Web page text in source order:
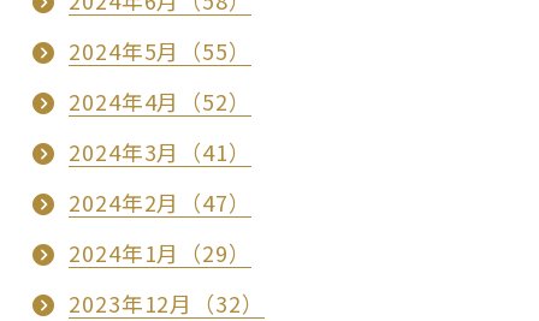
2024年5月（55）
2024年4月（52）
2024年3月（41）
2024年2月（47）
2024年1月（29）
2023年12月（32）